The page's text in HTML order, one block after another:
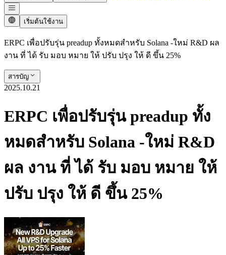
เริ่มต้นใช้งาน
ERPC เพื่อปรับรุ่น preadup ทั้งหมดสําหรับ Solana -ใหม่ R&D ผล
งาน ที่ ได้ รับ มอบ หมาย ให้ ปรับ ปรุง ให้ ดี ขึ้น 25%
สารบัญ
2025.10.21
ERPC เพื่อปรับรุ่น preadup ทั้ง
หมดสําหรับ Solana -ใหม่ R&D
ผล งาน ที่ ได้ รับ มอบ หมาย ให้
ปรับ ปรุง ให้ ดี ขึ้น 25%